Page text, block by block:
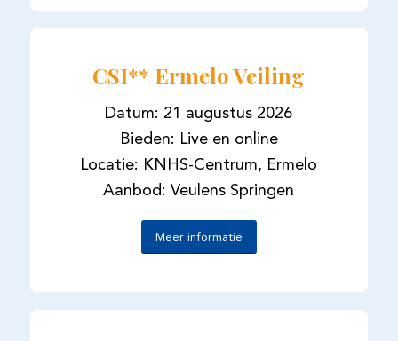
CSI** Ermelo Veiling
Datum: 21 augustus 2026
Bieden: Live en online
Locatie: KNHS-Centrum, Ermelo
Aanbod: Veulens Springen
Meer informatie